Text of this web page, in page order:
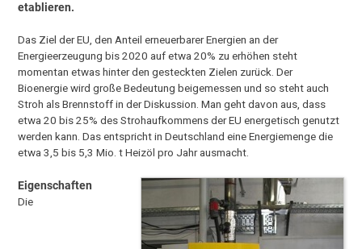
etablieren.
Das Ziel der EU, den Anteil erneuerbarer Energien an der
Energieerzeugung bis 2020 auf etwa 20% zu erhöhen steht
momentan etwas hinter den gesteckten Zielen zurück. Der
Bioenergie wird große Bedeutung beigemessen und so steht auch
Stroh als Brennstoff in der Diskussion. Man geht davon aus, dass
etwa 20 bis 25% des Strohaufkommens der EU energetisch genutzt
werden kann. Das entspricht in Deutschland eine Energiemenge die
etwa 3,5 bis 5,3 Mio. t Heizöl pro Jahr ausmacht.
Eigenschaften
Die